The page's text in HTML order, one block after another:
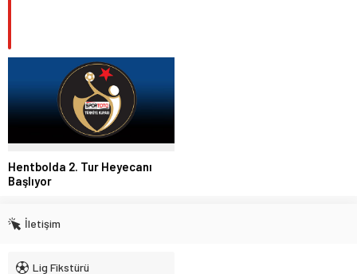
Hentbolda 2. Tur Heyecanı
Başlıyor
İletişim
Lig Fikstürü